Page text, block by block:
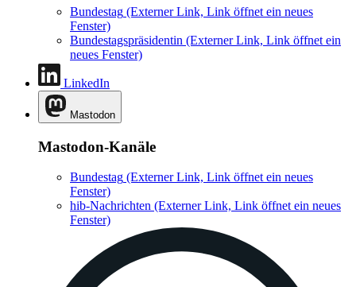
Bundestag (Externer Link, Link öffnet ein neues
Fenster)
Bundestagspräsidentin (Externer Link, Link öffnet ein
neues Fenster)
LinkedIn
Mastodon
Mastodon-Kanäle
Bundestag (Externer Link, Link öffnet ein neues
Fenster)
hib-Nachrichten (Externer Link, Link öffnet ein neues
Fenster)